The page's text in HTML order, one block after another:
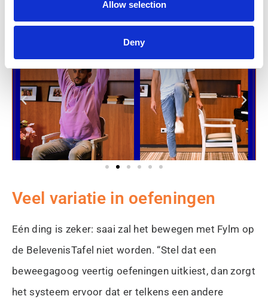
Allow selection
Deny
worden om actief deel te nemen.”
Veel variatie in oefeningen
Eén ding is zeker: saai zal het bewegen met Fylm op
de BelevenisTafel niet worden. “Stel dat een
beweegagoog veertig oefeningen uitkiest, dan zorgt
het systeem ervoor dat er telkens een andere